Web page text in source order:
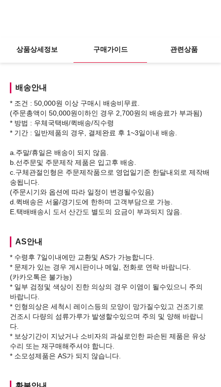
상품상세정보 구매가이드 관련상품
배송안내
* 조건 : 50,000원 이상 구매시 배송비무료.
(주문총액이 50,000원이하인 경우 2,700원의 배송료가 부과됨)
* 방법 : 우체국택배/퀵배송/직수령
* 기간 : 일반제품의 경우, 결제완료 후 1~3일이내 배송.
a.주말/휴일은 배송이 되지 않음.
b.선주문및 주문제작 제품은 입고후 배송.
c.구체관절인형은 주문제작품으로 영업일기준 한달내외로 제작배
송됩니다.
(주문시기와 옵션에 따라 일정이 변경될수있음)
d.퀵배송은 서울/경기도에 한하며 고객부담으로 가능.
AS안내
* 수령후 7일이내에만 교환및 AS가 가능합니다.
* 문제가 있는 경우 게시판이나 메일, 전화로 연락 바랍니다.
(카카오톡은 불가능)
* 일부 검정및 색상이 진한 의상의 경우 이염이 될수있으니 주의
바랍니다.
* 인형의상은 세척시 레이스등의 모양이 망가질수있고 건조기로
건조시 다량의 섬류가루가 발생할수있으며 주의 및 양해 바랍니
다.
* 보상기간이 지났거나 소비자의 과실로인한 파손된 제품은 유상
수리 또는 재구매해주셔야 합니다.